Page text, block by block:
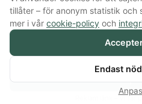
Reklamlänk – vi får
© 2026 Konsumentvalet Sverige AB ·
8 E, 652 16 Karlstad
Konsumentvalet Sverige
Köper du via en sådan länk får
Så testar vi →
tillåter – för anonym statistik
mer i vår cookie-policy och
Endast